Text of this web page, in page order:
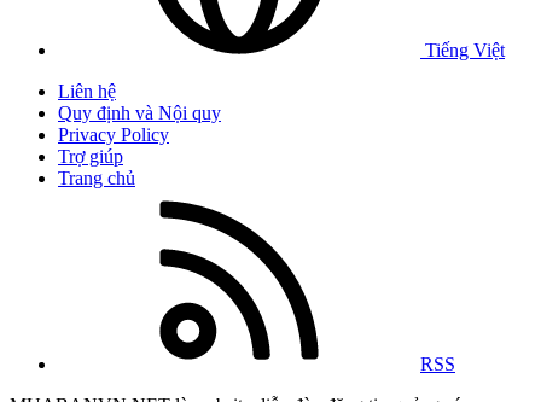
Tiếng Việt
Liên hệ
Quy định và Nội quy
Privacy Policy
Trợ giúp
Trang chủ
RSS